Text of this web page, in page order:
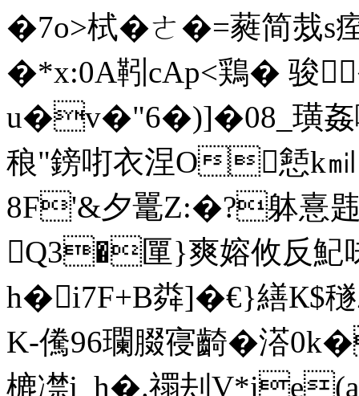
�7o>栻� ㄜ�=蕤简烖s
�*x:0A靷cAp<鶏� 骏
u�v�"6�)]�0 8_璜姦嗌碫
稂"鎊咑衣涅O懖k㏕
8F'&夕鼍Z:�?躰憙韪
Q3�匰}爽嫆攸反魢
h�i7F+B粦]�€}繕К$
K-儯96瓓腏寑齮�溚
樚凚j_h�.禤刦